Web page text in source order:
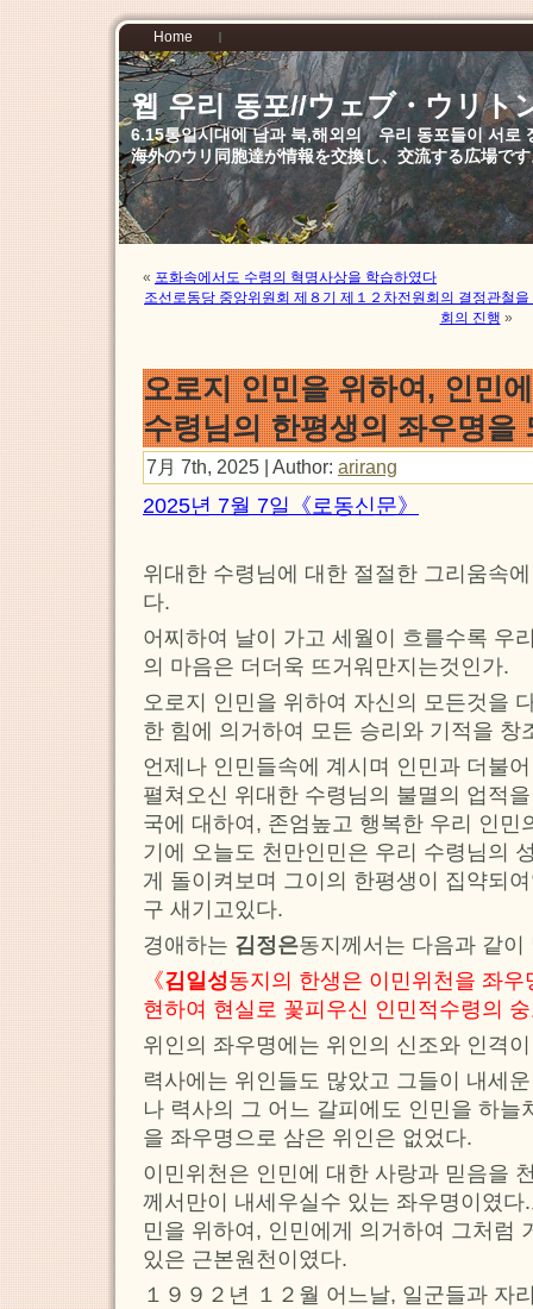
Home
웹 우리 동포//ウェブ・ウリト
6.15통일시대에 남과 북,해외의 우리 동포들이 서로
海外のウリ同胞達が情報を交換し、交流する広場で
« 포화속에서도 수령의 혁명사상을 학습하였다
조선로동당 중앙위원회 제８기 제１２차전원회의 결정관철
회의 진행 »
오로지 인민을 위하여, 인민
수령님의 한평생의 좌우명을
7月 7th, 2025 | Author: arirang
2025년 7월 7일《로동신문》
위대한 수령님에 대한 절절한 그리움속
다.
어찌하여 날이 가고 세월이 흐를수록 우
의 마음은 더더욱 뜨거워만지는것인가.
오로지 인민을 위하여 자신의 모든것을
한 힘에 의거하여 모든 승리와 기적을 창
언제나 인민들속에 계시며 인민과 더불
펼쳐오신 위대한 수령님의 불멸의 업적
국에 대하여, 존엄높고 행복한 우리 인민
기에 오늘도 천만인민은 우리 수령님의
게 돌이켜보며 그이의 한평생이 집약되
구 새기고있다.
경애하는 김정은동지께서는 다음과 같이
《김일성동지의 한생은 이민위천을 좌
현하여 현실로 꽃피우신 인민적수령의
위인의 좌우명에는 위인의 신조와 인격
력사에는 위인들도 많았고 그들이 내세
나 력사의 그 어느 갈피에도 인민을 하늘
을 좌우명으로 삼은 위인은 없었다.
이민위천은 인민에 대한 사랑과 믿음을
께서만이 내세우실수 있는 좌우명이였
민을 위하여, 인민에게 의거하여 그처럼
있은 근본원천이였다.
１９９２년 １２월 어느날, 일군들과 자